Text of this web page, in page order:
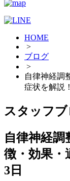
HOME
>
ブログ
>
自律神経調
症状を解説！
スタッフ
自律神経調
徴・効果・
3日